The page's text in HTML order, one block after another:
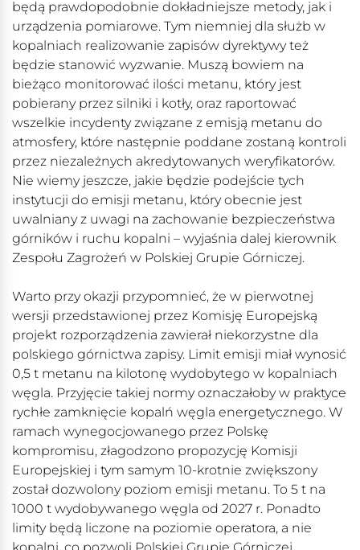
będą prawdopodobnie dokładniejsze metody, jak i
urządzenia pomiarowe. Tym niemniej dla służb w
kopalniach realizowanie zapisów dyrektywy też
będzie stanowić wyzwanie. Muszą bowiem na
bieżąco monitorować ilości metanu, który jest
pobierany przez silniki i kotły, oraz raportować
wszelkie incydenty związane z emisją metanu do
atmosfery, które następnie poddane zostaną kontroli
przez niezależnych akredytowanych weryfikatorów.
Nie wiemy jeszcze, jakie będzie podejście tych
instytucji do emisji metanu, który obecnie jest
uwalniany z uwagi na zachowanie bezpieczeństwa
górników i ruchu kopalni – wyjaśnia dalej kierownik
Zespołu Zagrożeń w Polskiej Grupie Górniczej.
Warto przy okazji przypomnieć, że w pierwotnej
wersji przedstawionej przez Komisję Europejską
projekt rozporządzenia zawierał niekorzystne dla
polskiego górnictwa zapisy. Limit emisji miał wynosić
0,5 t metanu na kilotonę wydobytego w kopalniach
węgla. Przyjęcie takiej normy oznaczałoby w praktyce
rychłe zamknięcie kopalń węgla energetycznego. W
ramach wynegocjowanego przez Polskę
kompromisu, złagodzono propozycję Komisji
Europejskiej i tym samym 10-krotnie zwiększony
został dozwolony poziom emisji metanu. To 5 t na
1000 t wydobywanego węgla od 2027 r. Ponadto
limity będą liczone na poziomie operatora, a nie